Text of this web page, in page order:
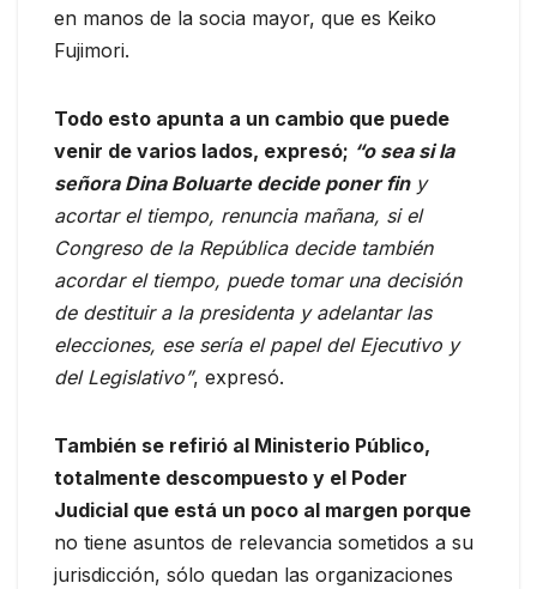
en manos de la socia mayor, que es Keiko
Fujimori.
Todo esto apunta a un cambio que puede
venir de varios lados, expresó; “o sea si la
señora Dina Boluarte decide poner finy
acortar el tiempo, renuncia mañana, si el
Congreso de la República decide también
acordar el tiempo, puede tomar una decisión
de destituir a la presidenta y adelantar las
elecciones, ese sería el papel del Ejecutivo y
del Legislativo”, expresó.
También se refirió al Ministerio Público,
totalmente descompuesto y el Poder
Judicial que está un poco al margen porque
no tiene asuntos de relevancia sometidos a su
jurisdicción, sólo quedan las organizaciones